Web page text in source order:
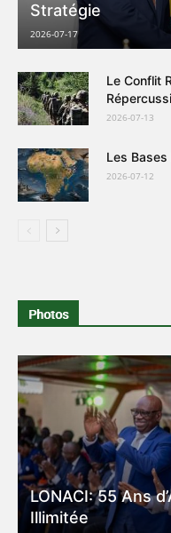
Stratégie
2026-07-17
Le Conflit
2026-07-13
Les
2026-07-12
Photos
LONACI: 55 Ans
Illimitée